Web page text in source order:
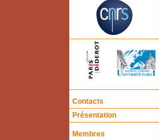
Contacts
Présentation
Membres